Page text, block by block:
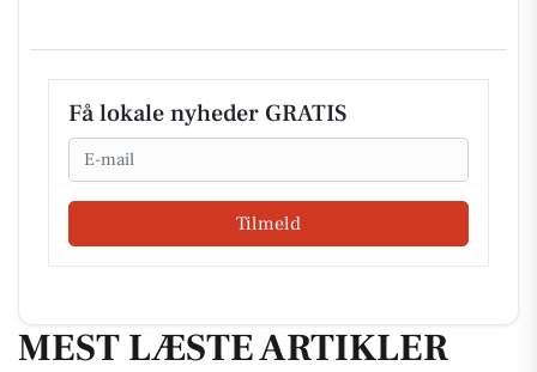
Få lokale nyheder GRATIS
Email
Tilmeld
MEST LÆSTE ARTIKLER